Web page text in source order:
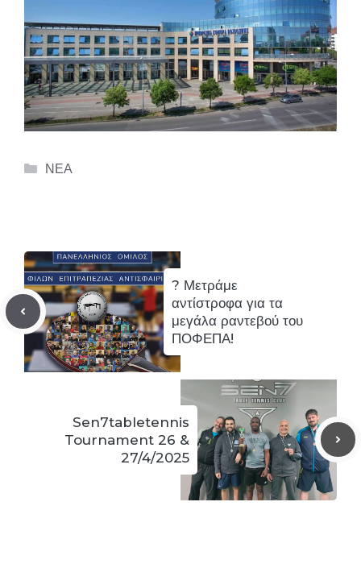
Categories
ΝΕΑ
? Μετράμε
αντίστροφα για τα
μεγάλα ραντεβού του
ΠΟΦΕΠΑ!
Sen7tabletennis
Tournament 26 &
27/4/2025